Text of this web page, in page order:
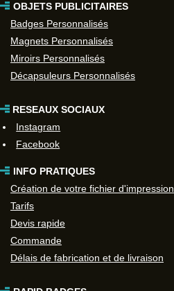
OBJETS PUBLICITAIRES
Badges Personnalisés
Magnets Personnalisés
Miroirs Personnalisés
Décapsuleurs Personnalisés
RESEAUX SOCIAUX
Instagram
Facebook
INFO PRATIQUES
Création de votre fichier d'impression
Tarifs
Devis rapide
Commande
Délais de fabrication et de livraison